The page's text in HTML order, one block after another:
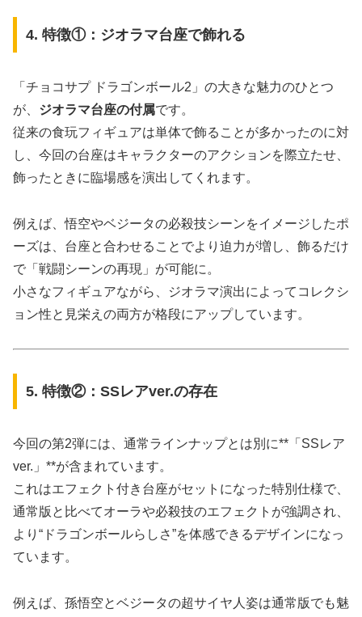
4. 特徴①：ジオラマ台座で飾れる
「チョコサプ ドラゴンボール2」の大きな魅力のひとつ
が、 ジオラマ台座の付属です。
従来の食玩フィギュアは単体で飾ることが多かったのに対
し、今回の台座はキャラクターのアクションを際立たせ、
飾ったときに臨場感を演出してくれます。
例えば、悟空やベジータの必殺技シーンをイメージしたポ
ーズは、台座と合わせることでより迫力が増し、飾るだけ
で「戦闘シーンの再現」が可能に。
小さなフィギュアながら、ジオラマ演出によってコレクシ
ョン性と見栄えの両方が格段にアップしています。
5. 特徴②：SSレアver.の存在
今回の第2弾には、通常ラインナップとは別に**「SSレア
ver.」**が含まれています。
これはエフェクト付き台座がセットになった特別仕様で、
通常版と比べてオーラや必殺技のエフェクトが強調され、
より“ドラゴンボールらしさ”を体感できるデザインになっ
ています。
例えば、孫悟空とベジータの超サイヤ人姿は通常版でも魅